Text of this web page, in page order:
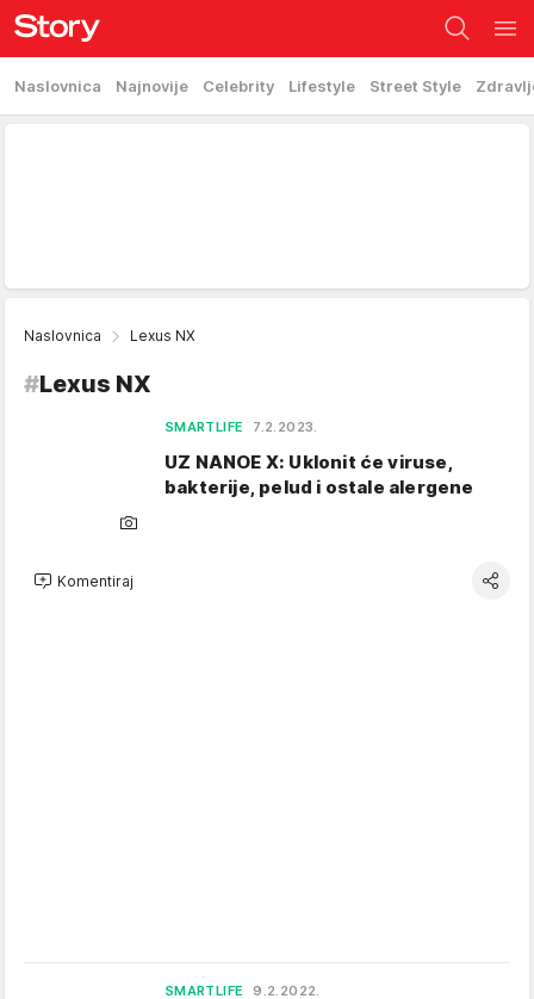
Naslovnica Najnovije Celebrity Lifestyle Street Style
Naslovnica Lexus NX
#Lexus NX
SMARTLIFE 7.2.2023.
UZ NANOE X: Uklonit će viruse,
bakterije, pelud i ostale alergene
Komentiraj
SMARTLIFE 9.2.2022.